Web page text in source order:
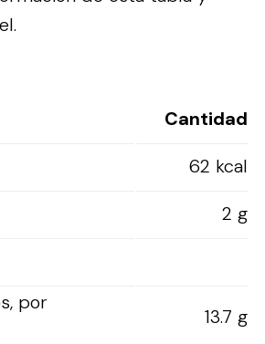
Cantidad
62 kcal
2 g
por
13.7 g